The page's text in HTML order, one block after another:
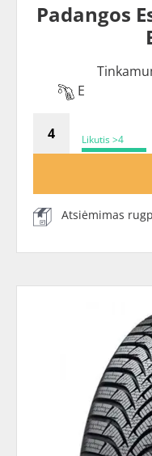
Padangos
E
Likutis >4
Atsiėmimas